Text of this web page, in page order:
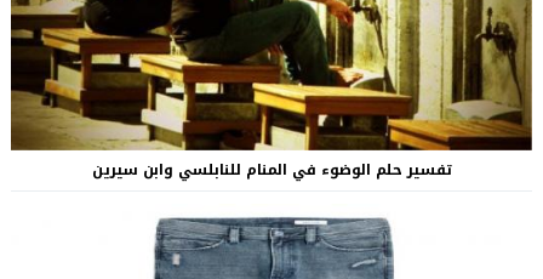
تفسير حلم الوضوء في المنام للنابلسي وابن سيرين